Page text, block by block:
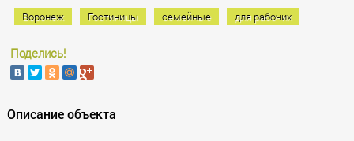
Воронеж Гостиницы семейные для рабочих
Поделись!
Описание объекта